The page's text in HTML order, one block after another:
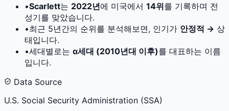
•Scarlett는 2022년에 미국에서 14위를 기록하며 전
성기를 맞았습니다.
•최근 5년간의 순위를 분석해보면, 인기가 안정적 → 상
태입니다.
•세대별로는 α세대 (2010년대 이후)를 대표하는 이름
입니다.
Data Source
U.S. Social Security Administration (SSA)